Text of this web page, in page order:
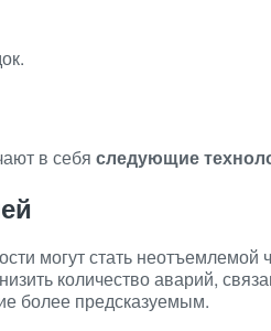
в себя следующие
могут стать неотъемлемой
количество аварий,
более предсказуемым.